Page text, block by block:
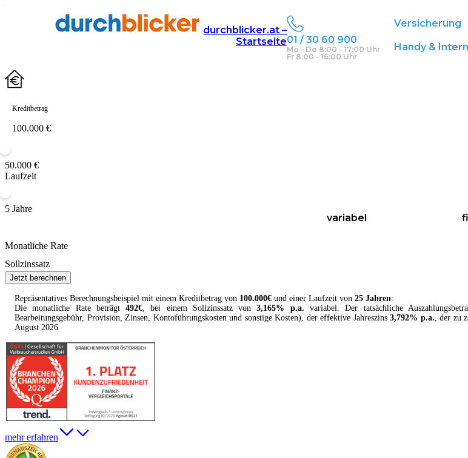
durchblicker.at –
Startseite01 / 30 60 900
Mo - Do 8:00 - 17:00 Uhr
Fr 8:00 - 16:00 Uhr
Versicherung
Handy &
Wohntraum finanzieren mit durchblicker
Kreditbetrag
50.000 €
Laufzeit
5 Jahre
variabel
Monatliche Rate
Sollzinssatz
Jetzt berechnen
Repräsentatives Berechnungsbeispiel mit einem Kreditbetrag von 100.000€ und einer Laufzeit von 25 Jahren:
Die monatliche Rate beträgt492€, bei einem Sollzinssatz von 3,165% p.a. variabel. Der tatsächliche
Bearbeitungsgebühr, Provision, Zinsen, Kontoführungskosten und sonstige Kosten), der effektive Jahreszins 3,792% p.a., der zu
August 2026
mehr erfahren